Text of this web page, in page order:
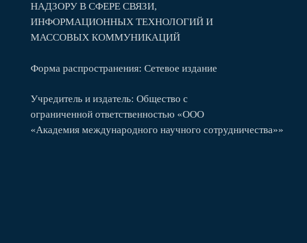
НАДЗОРУ В СФЕРЕ СВЯЗИ,
ИНФОРМАЦИОННЫХ ТЕХНОЛОГИЙ И
МАССОВЫХ КОММУНИКАЦИЙ
Форма распространения: Сетевое издание
Учредитель и издатель: Общество с
ограниченной ответственностью «ООО
«Академия международного научного сотрудничества»»